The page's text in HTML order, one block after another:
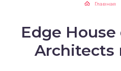
Главная
Edge House
Architects